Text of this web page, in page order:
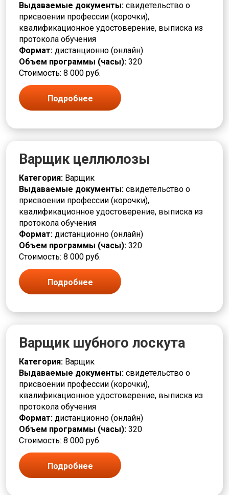
Выдаваемые документы: свидетельство о
присвоении профессии (корочки),
квалификационное удостоверение, выписка из
протокола обучения
Формат: дистанционно (онлайн)
Объем программы (часы): 320
Стоимость: 8 000 руб.
Подробнее
Варщик целлюлозы
Категория: Варщик
Выдаваемые документы: свидетельство о
присвоении профессии (корочки),
квалификационное удостоверение, выписка из
протокола обучения
Формат: дистанционно (онлайн)
Объем программы (часы): 320
Стоимость: 8 000 руб.
Подробнее
Варщик шубного лоскута
Категория: Варщик
Выдаваемые документы: свидетельство о
присвоении профессии (корочки),
квалификационное удостоверение, выписка из
протокола обучения
Формат: дистанционно (онлайн)
Объем программы (часы): 320
Стоимость: 8 000 руб.
Подробнее